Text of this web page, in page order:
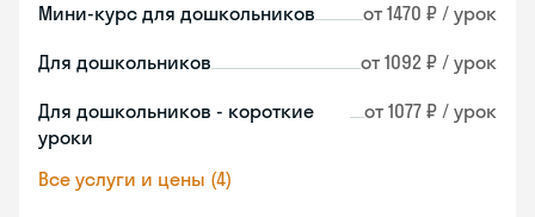
Мини-курс для дошкольников от 1470 ₽ / урок
Для дошкольников от 1092 ₽ / урок
Для дошкольников - короткие
уроки
от 1077 ₽ / урок
Все услуги и цены (4)